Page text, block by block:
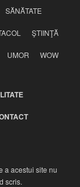
SĂNĂTATE
ŞTIINŢĂ
UMOR WOW
a acestui site nu
scris.